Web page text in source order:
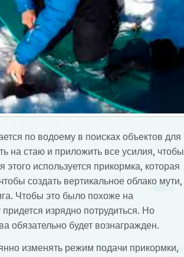
по водоему в поисках объектов для
на стаю и приложить все усилия, чтобы
используется прикормка, которая
создать вертикальное облако мути,
Чтобы это было похоже на
изрядно потрудиться. Но
обязательно будет вознагражден.
изменять режим подачи прикормки,